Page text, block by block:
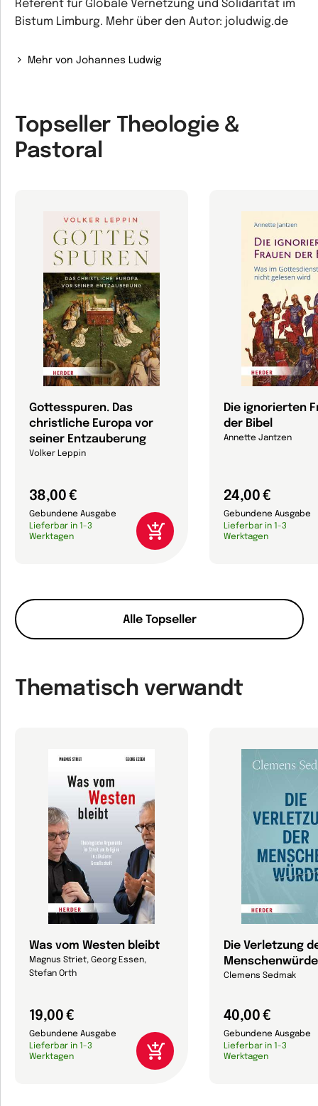
Referent für Globale Vernetzung und Solidarität im
Bistum Limburg. Mehr über den Autor: joludwig.de
Mehr von Johannes Ludwig
Topseller Theologie &
Pastoral
Alle Topseller
Gottesspuren. Das
christliche Europa vor
seiner Entzauberung
Volker Leppin
38,00 €
Gebundene Ausgabe
Lieferbar in 1-3
Werktagen
Die ignorierten
der Bibel
Annette Jantzen
24,00 €
Gebundene Ausgabe
Lieferbar in 1-3
Werktagen
Thematisch verwandt
Was vom Westen bleibt
Magnus Striet, Georg Essen,
Stefan Orth
19,00 €
Gebundene Ausgabe
Lieferbar in 1-3
Werktagen
Die Verletzung
Menschenwürde
Clemens Sedmak
40,00 €
Gebundene Ausgabe
Lieferbar in 1-3
Werktagen